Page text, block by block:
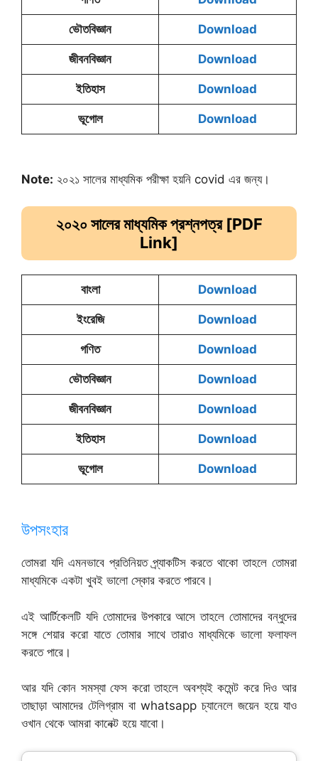
ভৌতবিজ্ঞান Download
জীবনবিজ্ঞান Download
ইতিহাস Download
ভূগোল Download
Note: ২০২১ সালের মাধ্যমিক পরীক্ষা হয়নি covid এর জন্য।
২০২০ সালের মাধ্যমিক প্রশ্নপত্র [PDF
Link]
বাংলা Download
ইংরেজি Download
গণিত Download
ভৌতবিজ্ঞান Download
জীবনবিজ্ঞান Download
ইতিহাস Download
ভূগোল Download
উপসংহার
তোমরা যদি এমনভাবে প্রতিনিয়ত প্র্যাকটিস করতে থাকো তাহলে তোমরা
মাধ্যমিকে একটা খুবই ভালো স্কোর করতে পারবে।
এই আর্টিকেলটি যদি তোমাদের উপকারে আসে তাহলে তোমাদের বন্ধুদের
সঙ্গে শেয়ার করো যাতে তোমার সাথে তারাও মাধ্যমিকে ভালো ফলাফল
করতে পারে।
আর যদি কোন সমস্যা ফেস করো তাহলে অবশ্যই কমেন্ট করে দিও আর
তাছাড়া আমাদের টেলিগ্রাম বা whatsapp চ্যানেলে জয়েন হয়ে যাও
ওখান থেকে আমরা কানেক্ট হয়ে যাবো।